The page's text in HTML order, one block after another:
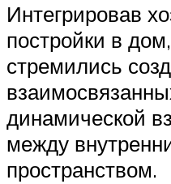
Интегрировав
постройки в
стремились
динамической
между
пространством.